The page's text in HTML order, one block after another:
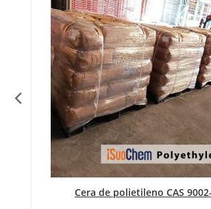
Cera de polietileno CAS